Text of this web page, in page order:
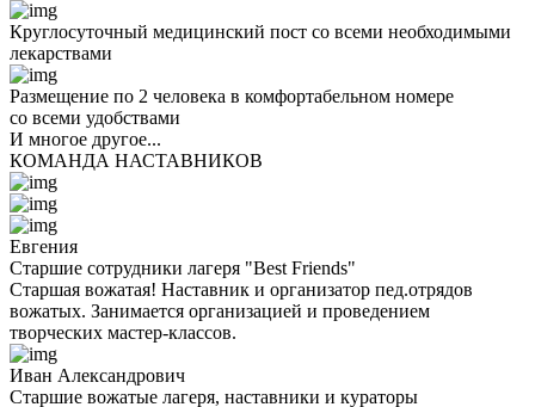
Круглосуточный медицинский пост со всеми необходимыми
лекарствами
Размещение по 2 человека в комфортабельном номере
со всеми удобствами
И многое другое...
КОМАНДА НАСТАВНИКОВ
Евгения
Старшие сотрудники лагеря "Best Friends"
Старшая вожатая! Наставник и организатор пед.отрядов
вожатых. Занимается организацией и проведением
творческих мастер-классов.
Иван Александрович
Старшие вожатые лагеря, наставники и кураторы